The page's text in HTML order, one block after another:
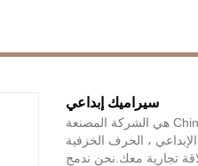
سيراميك إبداعي
China Fujian Dehua Jinruixiang Ceramics Co. ، Ltd هي الشركة المصنعة
، الحرف الخزفية
تجارية معك.نحن ندمج